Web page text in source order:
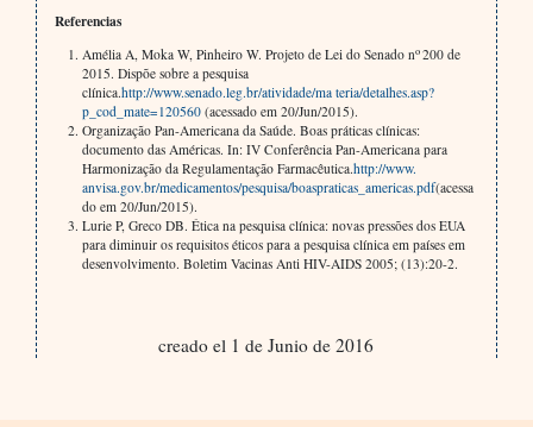
Referencias
Amélia A, Moka W, Pinheiro W. Projeto de Lei do Senado no200 de
2015. Dispõe sobre a pesquisa
clínica.http://www.senado.leg.br/atividade/ma teria/detalhes.asp?
p_cod_mate=120560(acessado em 20/Jun/2015).
Organização Pan-Americana da Saúde. Boas prá­ticas clínicas:
documento das Américas. In: IV Conferência Pan-Americana para
Harmonização da Regulamentação Farmacêutica.http://www.
anvisa.gov.br/medicamentos/pesquisa/boaspraticas_americas.pdf(acessa
do em 20/Jun/2015).
Lurie P, Greco DB. Ética na pesquisa clínica: no­vas pressões dos EUA
para diminuir os requisitos éticos para a pesquisa clínica em países em
desen­volvimento. Boletim Vacinas Anti HIV-AIDS 2005; (13):20-2.
creado el 1 de Junio de 2016